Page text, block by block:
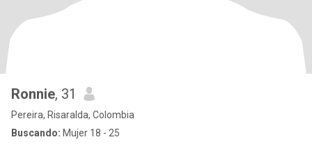
Ronnie, 31
Pereira, Risaralda, Colombia
Buscando: Mujer 18 - 25